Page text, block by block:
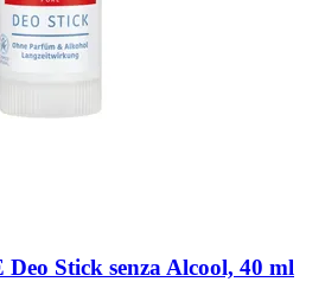
Deo Stick senza Alcool, 40 ml